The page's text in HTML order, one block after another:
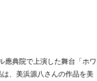
應典院で上演した舞台「ホワ
、美浜源八さんの作品を美